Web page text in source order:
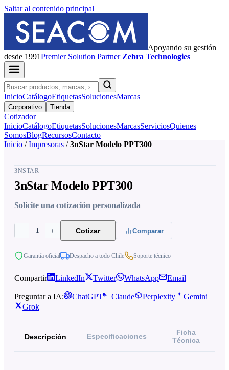
Saltar al contenido principal
Apoyando su gestión
desde 1991PremierSolution Partner Zebra Technologies
InicioCatálogoEtiquetasSolucionesMarcas
Corporativo Tienda
Cotizador
InicioCatálogoEtiquetasSolucionesMarcasServiciosQuienes
SomosBlogRecursosContacto
Inicio / Impresoras / 3nStar Modelo PPT300
3NSTAR
3nStar Modelo PPT300
Solicite una cotización personalizada
− 1 + Cotizar Comparar
Garantía oficial Despacho a todo Chile Soporte técnico
Compartir LinkedIn Twitter WhatsApp Email
Preguntar a IA: ChatGPT Claude Perplexity
Gemini
Grok
Descripción Especificaciones
Ficha
Técnica